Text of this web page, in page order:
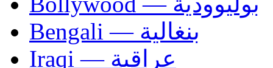
Bengali — بنغالية
Iraqi — عراقية